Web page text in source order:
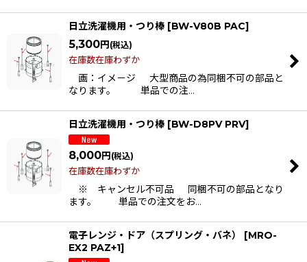
日立洗濯機用・つり棒 [BW-V80B PAC]
5,300円 (税込)
在庫数在庫わずか
画：イメ－ジ 大型商品の為同梱不可の部品と
なります。 単品での注…
日立洗濯機用・つり棒 [BW-D8PV PRV]
8,000円 (税込)
在庫数在庫わずか
※ キャンセル不可品 同梱不可の部品となり
ます。 単品での注文をお…
電子レンジ・ドア（スプリング・バネ） [MRO-
EX2 PAZ+1]